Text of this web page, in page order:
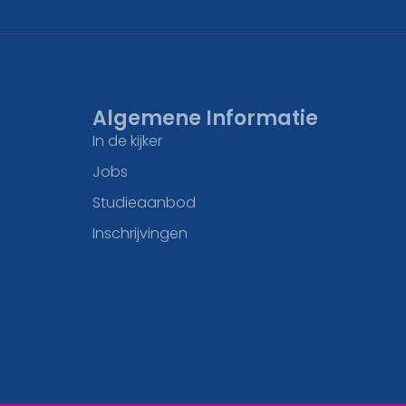
Algemene Informatie
In de kijker
Jobs
Studieaanbod
Inschrijvingen